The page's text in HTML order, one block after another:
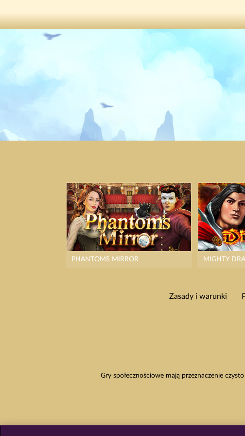
PHANTOMS MIRROR MIGHTY
Zasady i warunki
Gry społecznościowe mają przeznaczenie